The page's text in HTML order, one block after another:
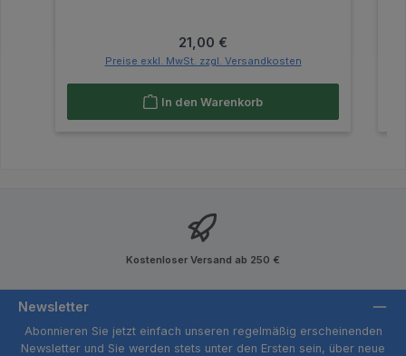
Regulärer Preis:
21,00 €
Preise exkl. MwSt. zzgl. Versandkosten
In den Warenkorb
Kostenloser Versand ab 250 €
Newsletter
Abonnieren Sie jetzt einfach unseren regelmäßig erscheinenden
Newsletter und Sie werden stets unter den Ersten sein, über neue